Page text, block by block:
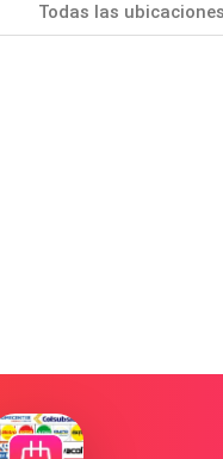
Todas las ubicaciones